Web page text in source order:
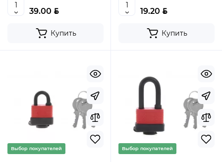
39.00 BYN
Купить
19.20 BYN
Купить
Выбор покупателей Выбор покупателей